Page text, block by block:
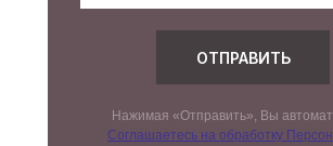
ОТПРАВИТЬ
Нажимая «Отправить», Вы
Соглашаетесь на обработку